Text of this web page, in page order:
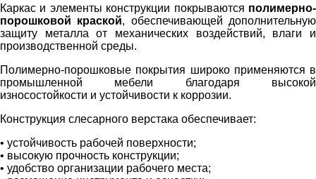
Каркас и элементы конструкции покрываются полимерно-
порошковой краской, обеспечивающей дополнительную
защиту металла от механических воздействий, влаги и
производственной среды.
Полимерно-порошковые покрытия широко применяются в
промышленной мебели благодаря высокой
износостойкости и устойчивости к коррозии.
Конструкция слесарного верстака обеспечивает:
• устойчивость рабочей поверхности;
• высокую прочность конструкции;
• удобство организации рабочего места;